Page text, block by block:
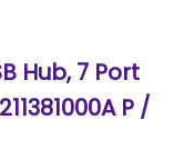
Hub, 7 Port
P /